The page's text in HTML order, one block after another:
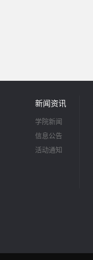
新闻资讯
学院新闻
信息公告
活动通知